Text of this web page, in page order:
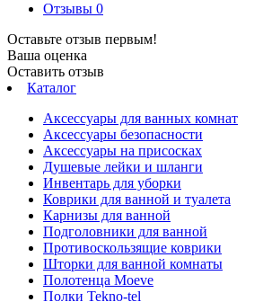
Отзывы 0
Оставьте отзыв первым!
Ваша оценка
Оставить отзыв
Каталог
Аксессуары для ванных комнат
Аксессуары безопасности
Аксессуары на присосках
Душевые лейки и шланги
Инвентарь для уборки
Коврики для ванной и туалета
Карнизы для ванной
Подголовники для ванной
Противоскользящие коврики
Шторки для ванной комнаты
Полотенца Moeve
Полки Tekno-tel